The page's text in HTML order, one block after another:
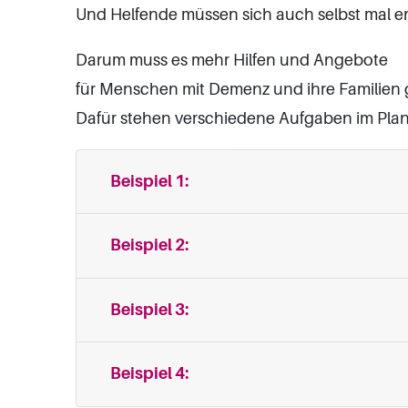
Und Helfende müssen sich auch selbst mal
Darum muss es mehr Hilfen und Angebote
für Menschen mit Demenz und ihre Familien
Dafür stehen verschiedene Aufgaben im
Beispiel 1:
Beispiel 2:
Beispiel 3:
Beispiel 4: